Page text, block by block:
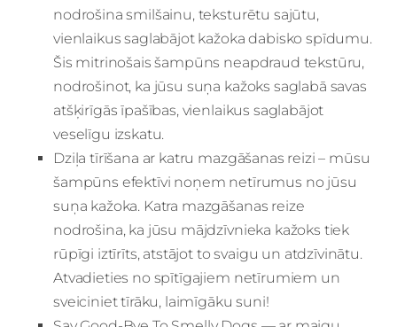
nodrošina smilšainu, teksturētu sajūtu,
vienlaikus saglabājot kažoka dabisko spīdumu.
Šis mitrinošais šampūns neapdraud tekstūru,
nodrošinot, ka jūsu suņa kažoks saglabā savas
atšķirīgās īpašības, vienlaikus saglabājot
veselīgu izskatu.
Dziļa tīrīšana ar katru mazgāšanas reizi – mūsu
šampūns efektīvi noņem netīrumus no jūsu
suņa kažoka. Katra mazgāšanas reize
nodrošina, ka jūsu mājdzīvnieka kažoks tiek
rūpīgi iztīrīts, atstājot to svaigu un atdzīvinātu.
Atvadieties no spītīgajiem netīrumiem un
sveiciniet tīrāku, laimīgāku suni!